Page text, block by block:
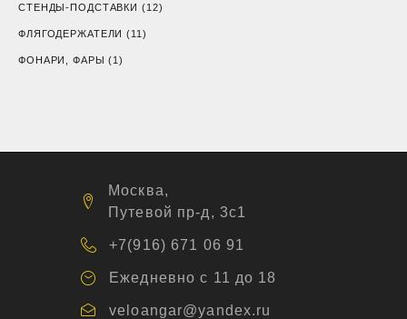
СТЕНДЫ-ПОДСТАВКИ (12)
ФЛЯГОДЕРЖАТЕЛИ (11)
ФОНАРИ, ФАРЫ (1)
Москва,
Путевой пр-д, 3с1
+7(916) 671 06 91
Ежедневно с 11 до 18
veloangar@yandex.ru